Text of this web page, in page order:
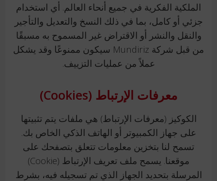
الملكية الفكرية في جميع أنحاء العالم. أي استخدام
جزئي أو كامل، بما في ذلك النسخ والتعديل والتأجير
والنقل والنشر أو الاقتراض غير المسموح به مسبقًا
من قبل شركة Mundiriz سيكون ممنوعًا وقد يشكل
عملاً من عمليات التزييف.
معرفات الإرتباط (Cookies)
الكوكيز (معرفات الإرتباط) هي ملفات يتم تثبيتها
على جهاز الكمبيوتر أو الهاتف الذكي الخاص بك.
تسمح لنا بتخزين معلومات تتعلق بتصفحك على
موقعنا. يسمح ملف تعريف الإرتباط (Cookie)
المرسلة بتحديد الجهاز الذي تم تسجيله فيه، بشرط